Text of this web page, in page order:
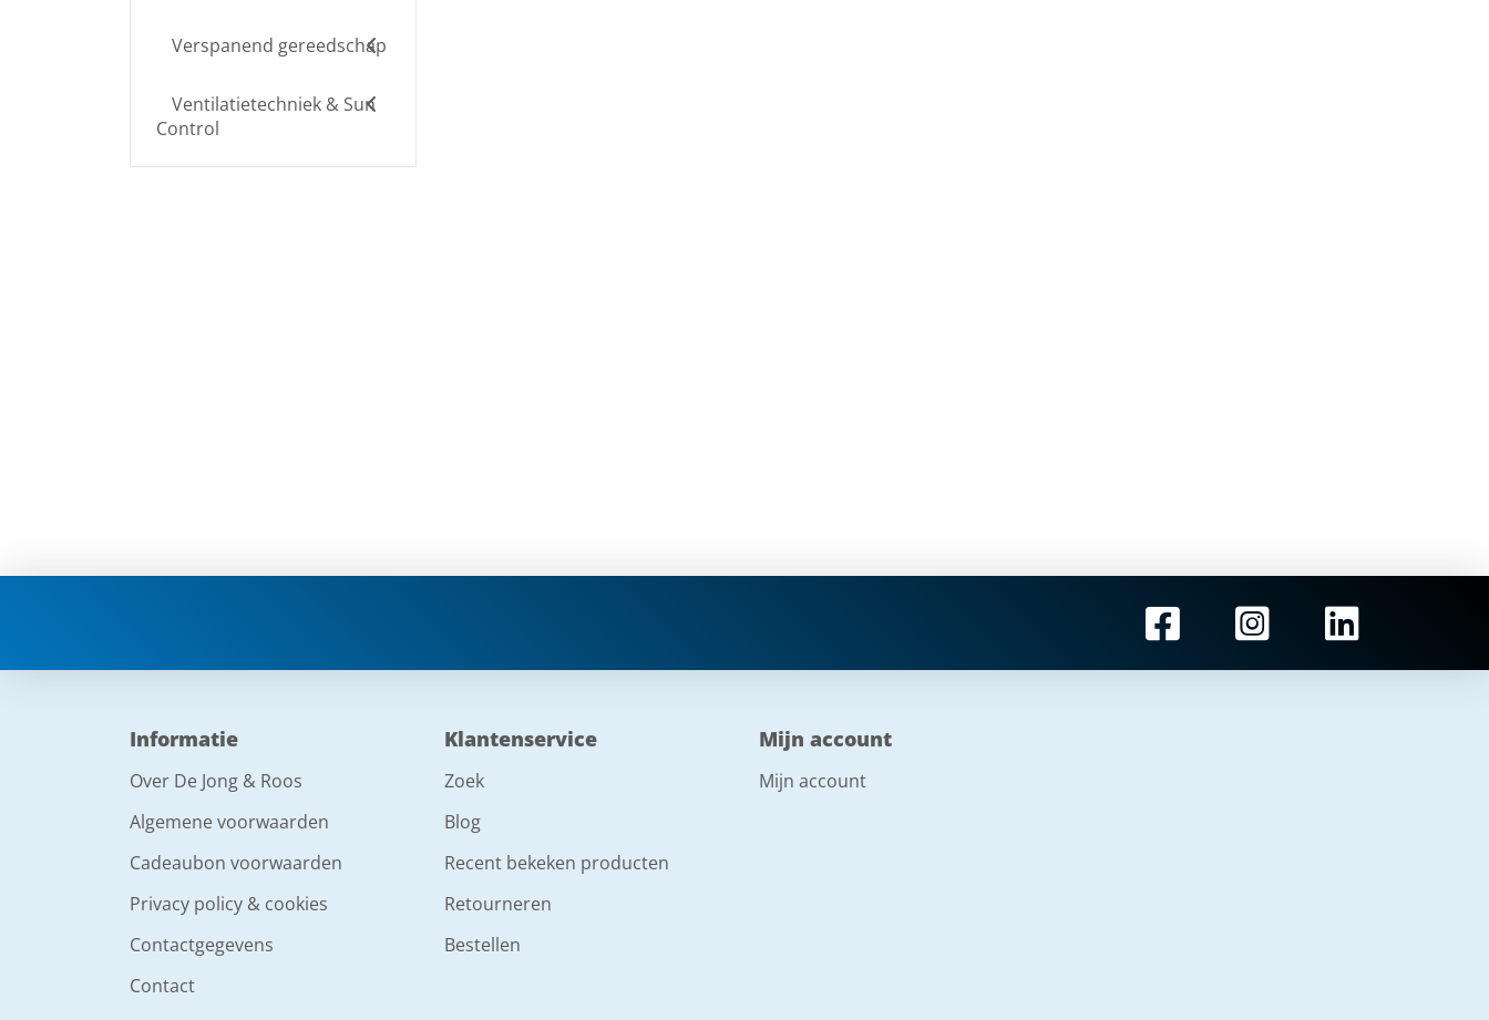
Verspanend gereedschap
Ventilatietechniek & Sun
Control
Informatie
Over De Jong & Roos
Algemene voorwaarden
Cadeaubon voorwaarden
Privacy policy & cookies
Contactgegevens
Contact
Klantenservice
Zoek
Blog
Recent bekeken producten
Retourneren
Bestellen
Mijn account
Mijn account